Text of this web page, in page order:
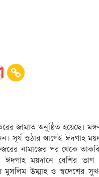
জামাত অনুষ্ঠিত হয়েছে।
সূর্য ওঠার আগেই ঈদগাহ
নামাজের পর থেকে
ময়দানে বেশির ভাগ
মুসলিম উম্মাহ ও স্বদেশের